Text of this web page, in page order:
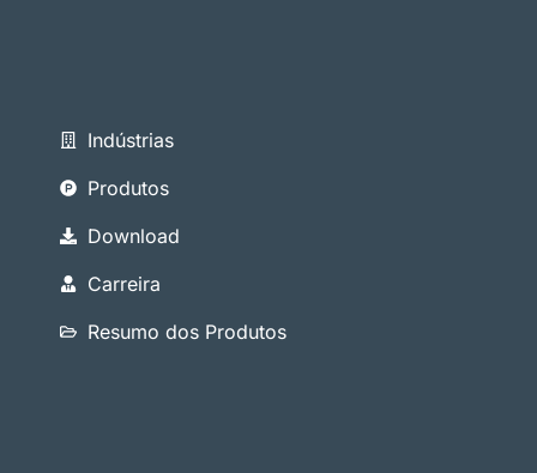
Indústrias
Produtos
Download
Carreira
Resumo dos Produtos